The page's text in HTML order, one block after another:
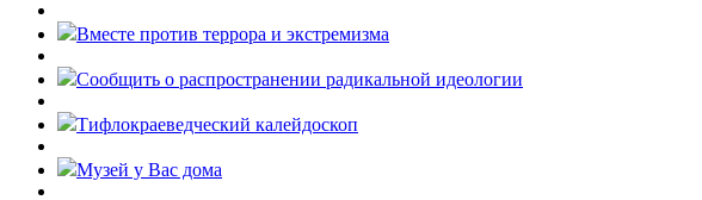
Вместе против террора и экстремизма
Cообщить о распространении радикальной идеологии
Тифлокраеведческий калейдоскоп
Музей у Вас дома